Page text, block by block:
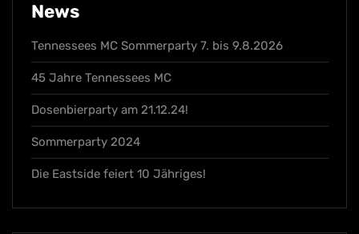
News
Tennessees MC Sommerparty 7. bis 9.8.2026
45 Jahre Tennessees MC
Dosenbierparty am 21.12.24!
Sommerparty 2024
Die Eastside feiert 10 Jähriges!